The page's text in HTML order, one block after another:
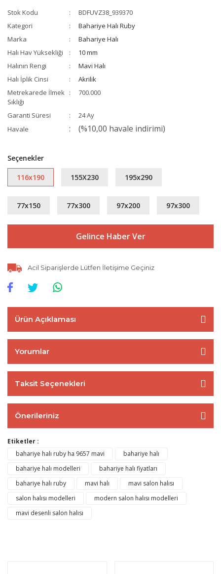
Stok Kodu
BDFUVZ38_939370
Kategori
Bahariye Halı Ruby
Marka
Bahariye Halı
Halı Hav Yüksekliği
10 mm
Halının Rengi
Mavi Halı
Halı İplik Cinsi
Akrilik
Metrekarede İlmek
Sıklığı
700.000
Garanti Süresi
24 Ay
Havale
(%10,00 havale indirimi)
Seçenekler
116x190 155X230 195x290
77x150 77x300 97x200 97x300
Gelince Haber Ver
Acil Siparişlerde Lütfen İletişime Geçiniz
Ürün Açıklaması
Yorumlar
Taksit Seçenekleri
Önerileriniz
Etiketler :
bahariye halı ruby ha 9657 mavi
bahariye halı
bahariye halı modelleri
bahariye halı fiyatları
bahariye halı ruby
mavi halı
mavi salon halısı
salon halısı modelleri
modern salon halısı modelleri
mavi desenli salon halısı